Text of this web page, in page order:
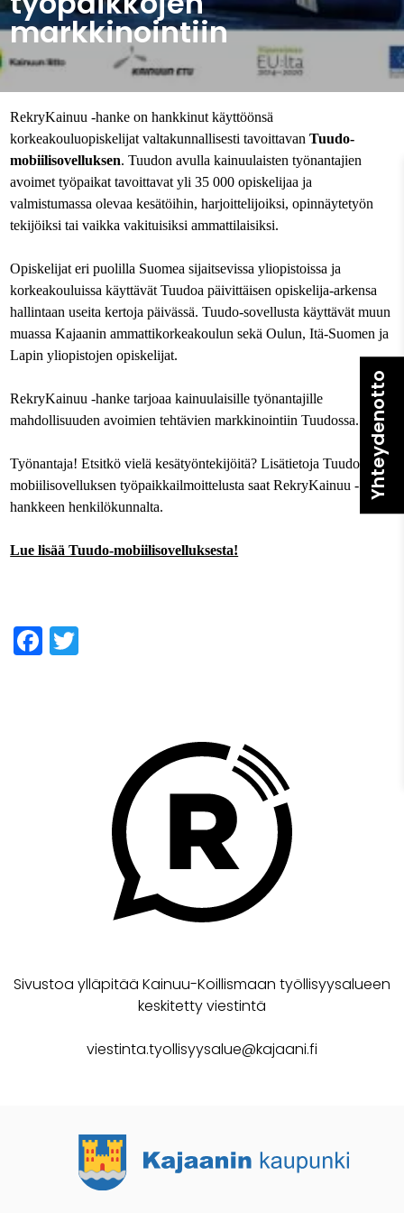
markkinointiin
RekryKainuu -hanke on hankkinut käyttöönsä
korkeakouluopiskelijat valtakunnallisesti tavoittavanTuudo-
mobiilisovelluksen. Tuudon avulla kainuulaisten työnantajien
avoimet työpaikat tavoittavat yli 35 000 opiskelijaa ja
valmistumassa olevaa kesätöihin, harjoittelijoiksi, opinnäytetyön
tekijöiksi tai vaikka vakituisiksi ammattilaisiksi.
Opiskelijat eri puolilla Suomea sijaitsevissa yliopistoissa ja
korkeakouluissa käyttävät Tuudoa päivittäisen opiskelija-arkensa
hallintaan useita kertoja päivässä. Tuudo-sovellusta käyttävät muun
muassa Kajaanin ammattikorkeakoulun sekä Oulun, Itä-Suomen ja
Lapin yliopistojen opiskelijat.
RekryKainuu -hanke tarjoaa kainuulaisille työnantajille
mahdollisuuden avoimien tehtävien markkinointiin Tuudossa.
Työnantaja! Etsitkö vielä kesätyöntekijöitä? Lisätietoja Tuudo-
mobiilisovelluksen työpaikkailmoittelusta saat RekryKainuu -
hankkeen henkilökunnalta.
Lue lisää Tuudo-mobiilisovelluksesta!
Facebook
Sivustoa ylläpitää Kainuu-Koillismaan työllisyysalueen
keskitetty viestintä
viestinta.tyollisyysalue@kajaani.fi
Yhteydenotto